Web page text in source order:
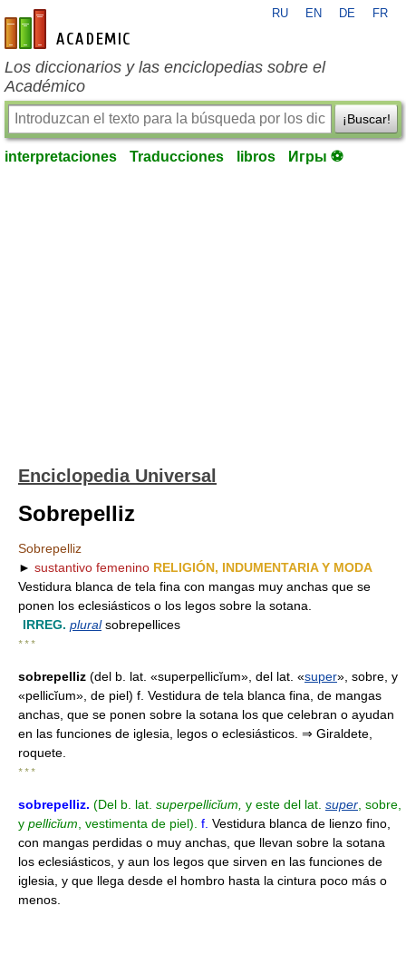
es-academic.com
RU EN DE FR
Los diccionarios y las enciclopedias sobre el
Académico
¡Buscar!
interpretaciones Traducciones libros Игры ⚽
Enciclopedia Universal
Sobrepelliz
Sobrepelliz
► sustantivo femenino RELIGIÓN, INDUMENTARIA Y MODA
Vestidura blanca de tela fina con mangas muy anchas que se
ponen los eclesiásticos o los legos sobre la sotana.
IRREG. pluralsobrepellices
* * *
sobrepelliz (del b. lat. «superpellicĭum», del lat. «super», sobre, y
«pellicĭum», de piel) f. Vestidura de tela blanca fina, de mangas
anchas, que se ponen sobre la sotana los que celebran o ayudan
en las funciones de iglesia, legos o eclesiásticos. ⇒ Giraldete,
roquete.
* * *
sobrepelliz. (Del b. lat. superpellicĭum, y este del lat. super , sobre,
y pellicĭum , vestimenta de piel). f. Vestidura blanca de lienzo fino,
con mangas perdidas o muy anchas, que llevan sobre la sotana
los eclesiásticos, y aun los legos que sirven en las funciones de
iglesia, y que llega desde el hombro hasta la cintura poco más o
menos.